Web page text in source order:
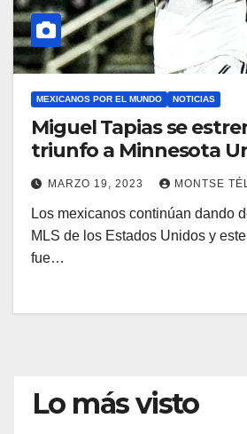
MEXICANOS POR EL MUNDO NOTICIAS
Miguel Tapias se
triunfo a Minnesota
MARZO 19, 2023 MONTSE
Los mexicanos continúan dando
MLS de los Estados Unidos y
fue…
Lo más visto